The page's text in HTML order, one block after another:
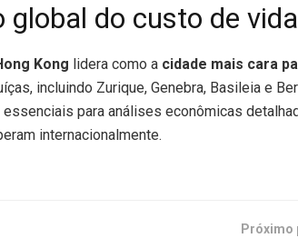
global do custo de vida
Kong lidera como a cidade mais cara
incluindo Zurique, Genebra, Basileia e
para análises econômicas
internacionalmente.
Próximo